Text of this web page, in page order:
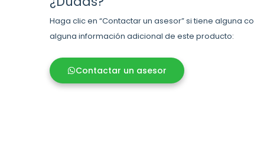
Haga clic en “Contactar un asesor” si tiene alguna
alguna información adicional de este producto:
Contactar un asesor